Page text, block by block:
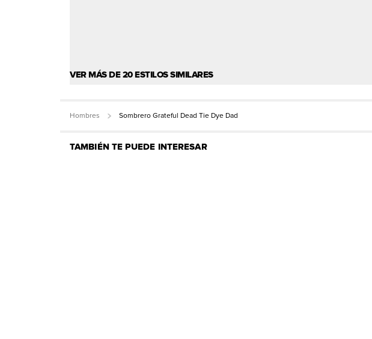
VER MÁS DE 20 ESTILOS SIMILARES
Hombres Sombrero Grateful Dead Tie Dye Dad
TAMBIÉN TE PUEDE INTERESAR